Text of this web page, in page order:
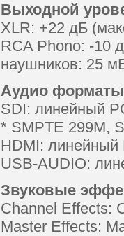
Выходной
XLR: +22 дБ
RCA Phono: -10
наушников: 25
Аудио форматы
SDI: линейный
* SMPTE 299M,
HDMI: линейный
USB-AUDIO:
Звуковые
Channel Effects:
Master Effects: